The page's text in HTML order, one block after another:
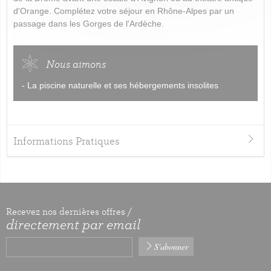
d'Orange. Complétez votre séjour en Rhône-Alpes par un
passage dans les Gorges de l'Ardèche.
Nous aimons
- La piscine naturelle et ses hébergements insolites
Informations Pratiques
Recevez nos dernières offres /
directement par email